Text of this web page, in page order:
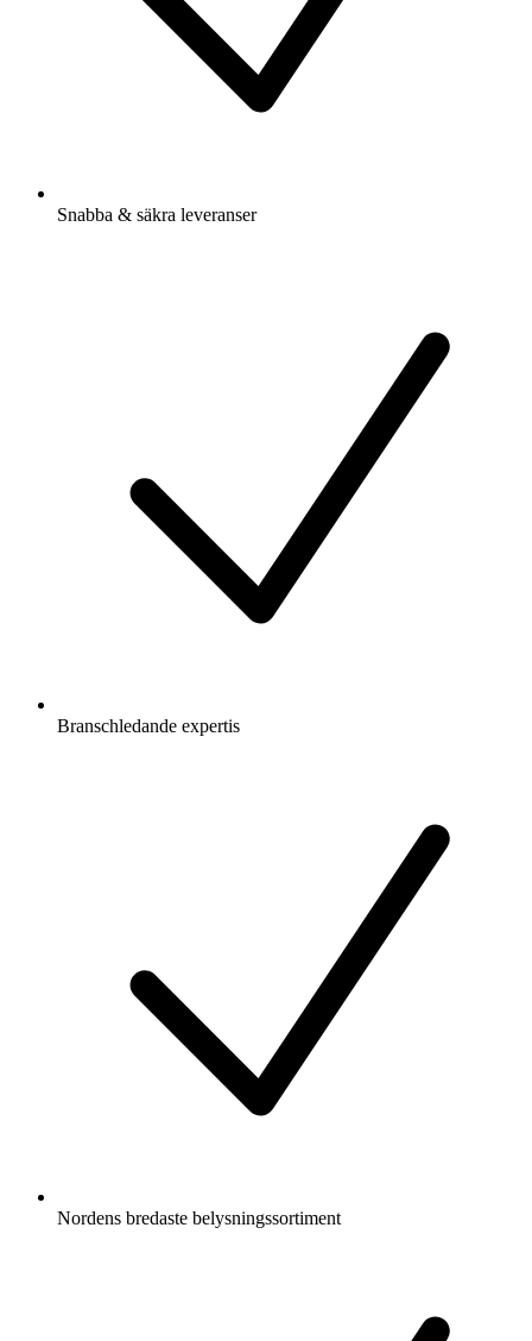
Snabba & säkra leveranser
Branschledande expertis
Nordens bredaste belysningssortiment